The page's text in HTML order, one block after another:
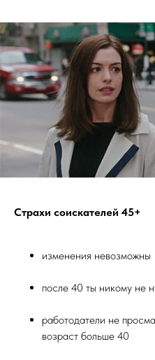
Страхи соискателей 45+
изменения невозможны
после 40 ты никому не
работодатели не
возраст больше 40